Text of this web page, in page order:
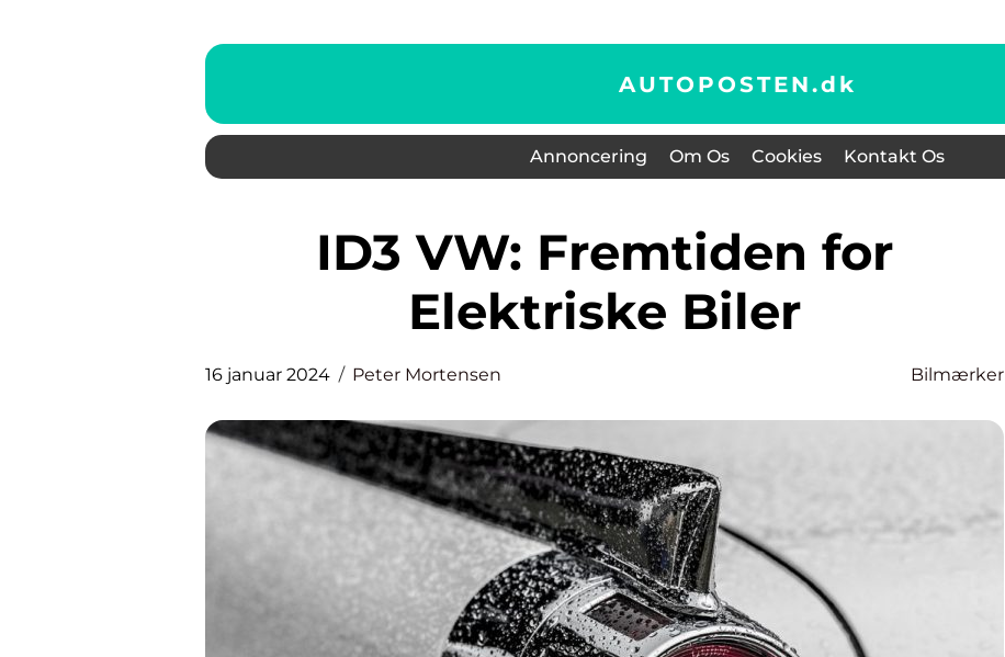
AUTOPOSTEN.dk
Annoncering Om Os Cookies Kontakt Os
ID3 VW: Fremtiden for
Elektriske Biler
16 januar 2024 Peter Mortensen Bilmærker